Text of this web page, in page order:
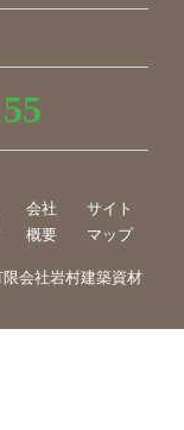
会社
概要
サイト
マップ
会社岩村建築資材